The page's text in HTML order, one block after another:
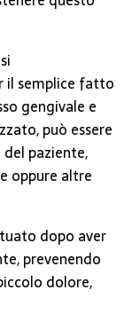
il semplice fatto
gengivale e
può essere
paziente,
oppure altre
dopo aver
prevenendo
dolore,